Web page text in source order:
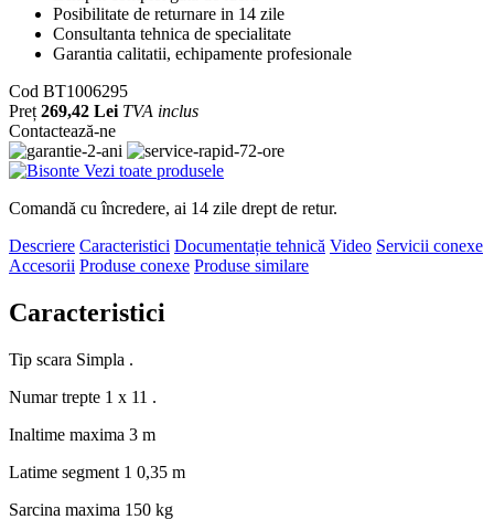
Posibilitate de returnare in 14 zile
Consultanta tehnica de specialitate
Garantia calitatii, echipamente profesionale
Cod BT1006295
Preț 269,42 Lei TVA inclus
Contactează-ne
Vezi toate produsele
Comandă cu încredere, ai 14 zile drept de retur.
Descriere Caracteristici Documentație tehnică Video Servicii conexe
Accesorii Produse conexe Produse similare
Caracteristici
Tip scara Simpla .
Numar trepte 1 x 11 .
Inaltime maxima 3 m
Latime segment 1 0,35 m
Sarcina maxima 150 kg